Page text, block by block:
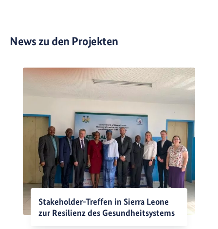
News zu den Projekten
Stakeholder-Treffen in Sierra Leone
zur Resilienz des Gesundheitsystems